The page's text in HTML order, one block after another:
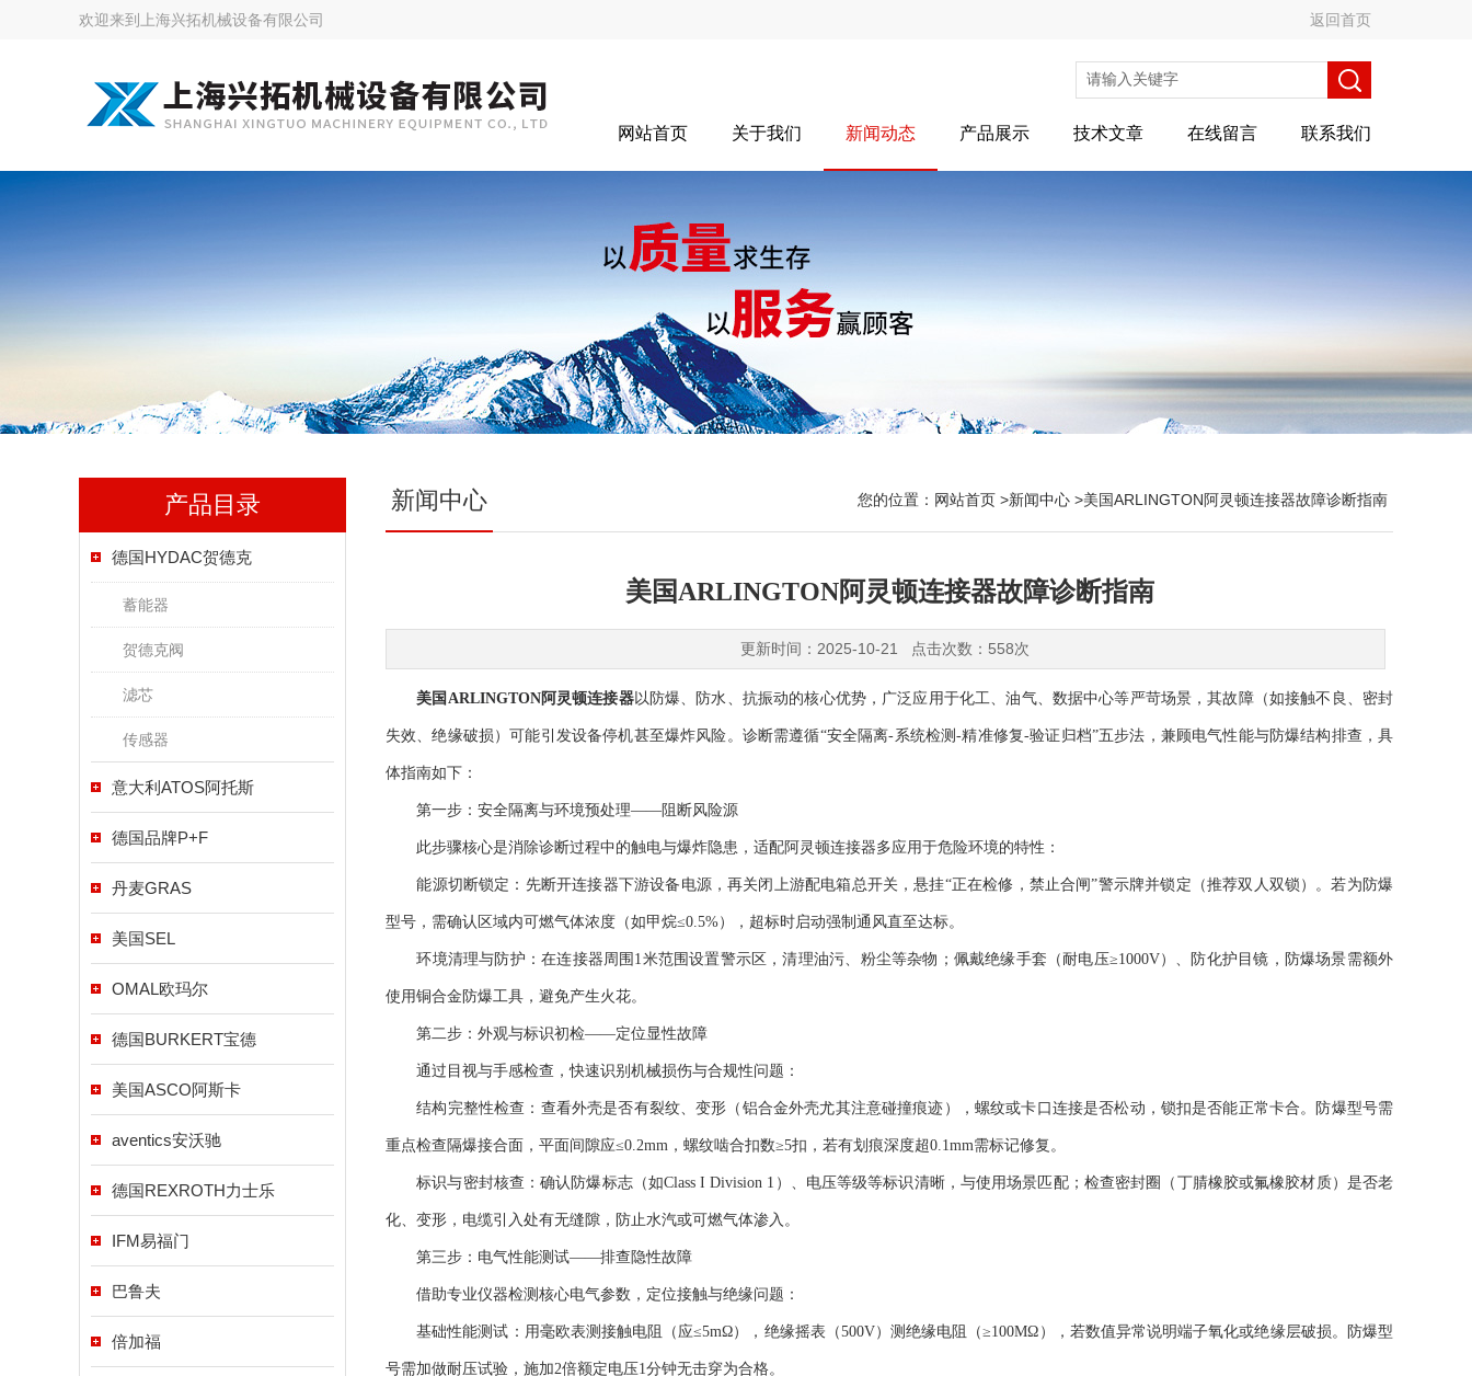
欢迎来到 上海兴拓机械设备有限公司 返回首页
网站首页 关于我们 新闻动态 产品展示 技术文章 在线留言 联系我们
产品目录
德国HYDAC贺德克
蓄能器
贺德克阀
滤芯
传感器
意大利ATOS阿托斯
德国品牌P+F
丹麦GRAS
美国SEL
OMAL欧玛尔
德国BURKERT宝德
美国ASCO阿斯卡
aventics安沃驰
德国REXROTH力士乐
IFM易福门
巴鲁夫
倍加福
新闻中心 您的位置： 网站首页 >新闻中心 >美国ARLINGTON阿灵顿连接器故障诊断指南
美国ARLINGTON阿灵顿连接器故障诊断指南
更新时间：2025-10-21 点击次数：558次
美国ARLINGTON阿灵顿连接器以防爆、防水、抗振动的核心优势，广泛应用于化工、油气、数据中心等严苛场景，其故障（如接触不良、密封
失效、绝缘破损）可能引发设备停机甚至爆炸风险。诊断需遵循“安全隔离-系统检测-精准修复-验证归档”五步法，兼顾电气性能与防爆结构排查，具
体指南如下：
第一步：安全隔离与环境预处理——阻断风险源
此步骤核心是消除诊断过程中的触电与爆炸隐患，适配阿灵顿连接器多应用于危险环境的特性：
能源切断锁定：先断开连接器下游设备电源，再关闭上游配电箱总开关，悬挂“正在检修，禁止合闸”警示牌并锁定（推荐双人双锁）。若为防爆
型号，需确认区域内可燃气体浓度（如甲烷≤0.5%），超标时启动强制通风直至达标。
环境清理与防护：在连接器周围1米范围设置警示区，清理油污、粉尘等杂物；佩戴绝缘手套（耐电压≥1000V）、防化护目镜，防爆场景需额外
使用铜合金防爆工具，避免产生火花。
第二步：外观与标识初检——定位显性故障
通过目视与手感检查，快速识别机械损伤与合规性问题：
结构完整性检查：查看外壳是否有裂纹、变形（铝合金外壳尤其注意碰撞痕迹），螺纹或卡口连接是否松动，锁扣是否能正常卡合。防爆型号需
重点检查隔爆接合面，平面间隙应≤0.2mm，螺纹啮合扣数≥5扣，若有划痕深度超0.1mm需标记修复。
标识与密封核查：确认防爆标志（如Class I Division 1）、电压等级等标识清晰，与使用场景匹配；检查密封圈（丁腈橡胶或氟橡胶材质）是否老
化、变形，电缆引入处有无缝隙，防止水汽或可燃气体渗入。
第三步：电气性能测试——排查隐性故障
借助专业仪器检测核心电气参数，定位接触与绝缘问题：
基础性能测试：用毫欧表测接触电阻（应≤5mΩ），绝缘摇表（500V）测绝缘电阻（≥100MΩ），若数值异常说明端子氧化或绝缘层破损。防爆型
号需加做耐压试验，施加2倍额定电压1分钟无击穿为合格。